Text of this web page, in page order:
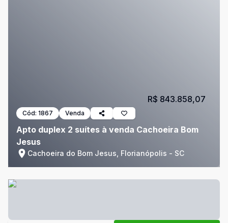
Cód: 1867 Venda
Apto duplex 2 suítes à venda Cachoeira Bom
Jesus
Cachoeira do Bom Jesus, Florianópolis - SC
R$ 843.858,07